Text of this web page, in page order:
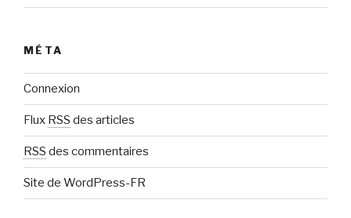
MÉTA
Connexion
Flux RSS des articles
RSS des commentaires
Site de WordPress-FR